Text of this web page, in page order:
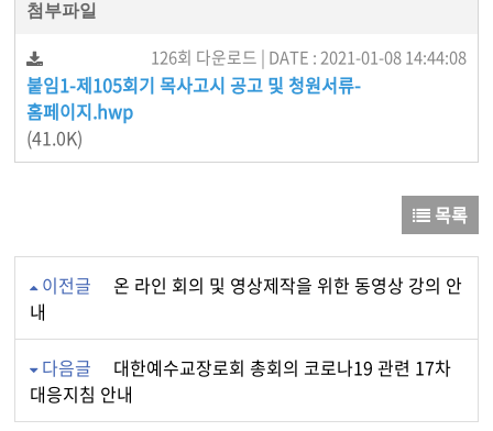
첨부파일
붙임1-제105회기 목사고시 공고 및 청원서류-
홈페이지.hwp
(41.0K)
126회 다운로드 | DATE : 2021-01-08 14:44:08
목록
이전글
온 라인 회의 및 영상제작을 위한 동영상 강의 안
내
다음글
대한예수교장로회 총회의 코로나19 관련 17차
대응지침 안내